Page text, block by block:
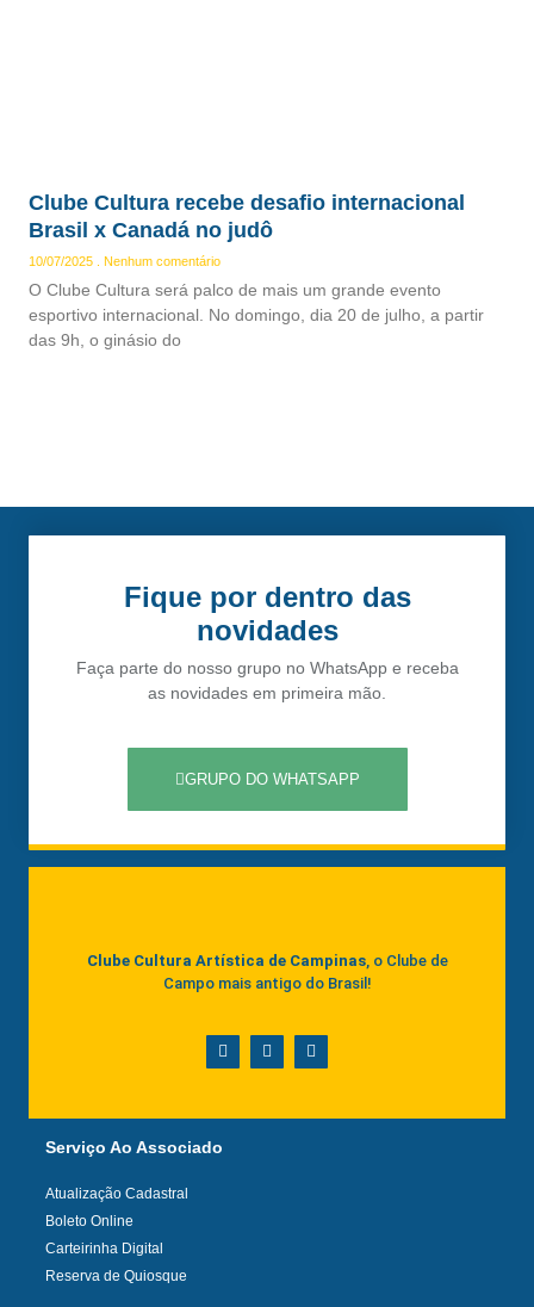
Clube Cultura recebe desafio internacional
Brasil x Canadá no judô
10/07/2025 Nenhum comentário
O Clube Cultura será palco de mais um grande evento
esportivo internacional. No domingo, dia 20 de julho, a partir
das 9h, o ginásio do
Fique por dentro das
novidades
Faça parte do nosso grupo no WhatsApp e receba
as novidades em primeira mão.
GRUPO DO WHATSAPP
Clube Cultura Artística de Campinas, o Clube de
Campo mais antigo do Brasil!
Serviço Ao Associado
Atualização Cadastral
Boleto Online
Carteirinha Digital
Reserva de Quiosque